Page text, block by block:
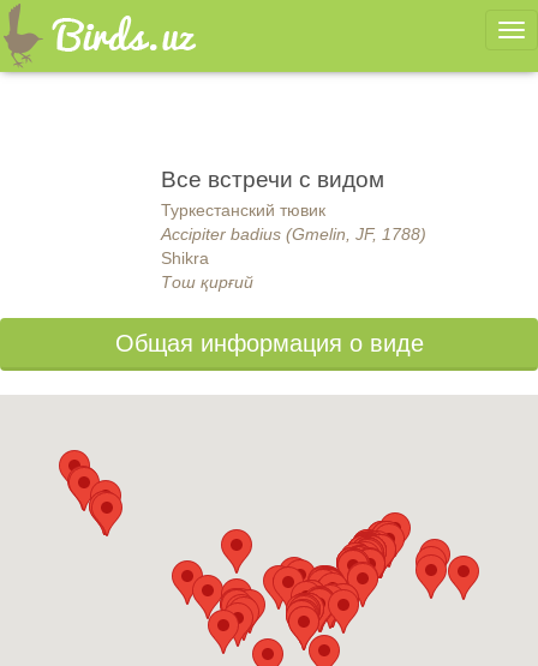
Все встречи с видом
Туркестанский тювик
Accipiter badius (Gmelin, JF, 1788)
Shikra
Тош қирғий
Общая информация о виде